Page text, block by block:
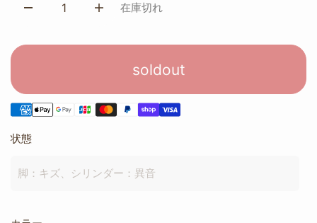
在庫切れ
soldout
状態
脚：キズ、シリンダー：異音